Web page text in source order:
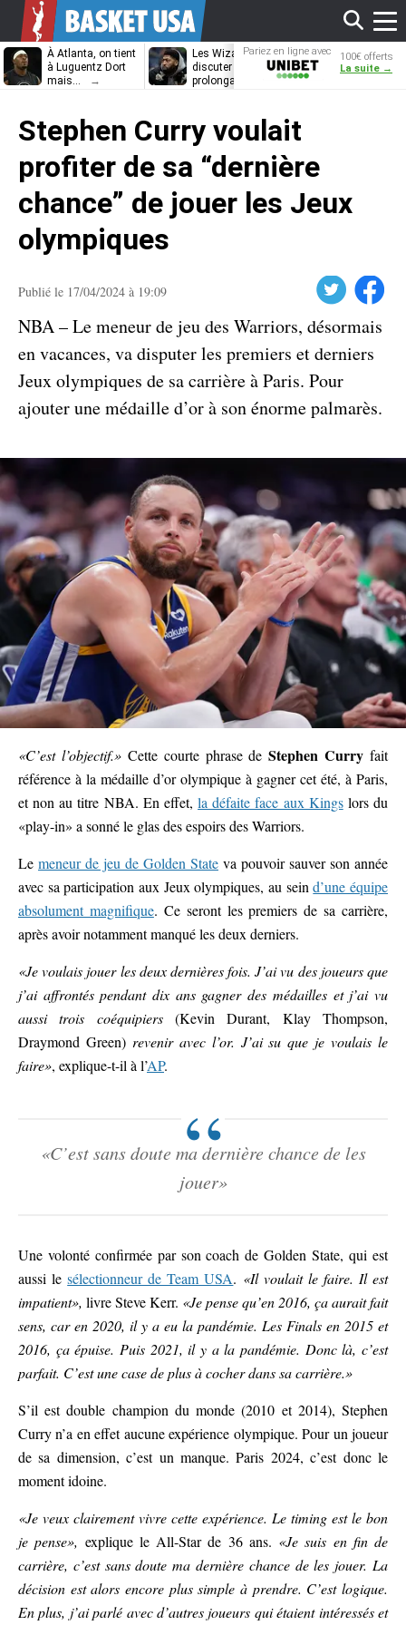
À Atlanta, on tient
à Luguentz Dort
mais…
Les Wizards vont
discuter
prolongation avec
Dennis
découvrira-t-il
Pariez en ligne avec
Unibet
100€ offerts
La suite →
Stephen Curry voulait
profiter de sa “dernière
chance” de jouer les Jeux
olympiques
Publié le 17/04/2024 à 19:09 Facebook
NBA – Le meneur de jeu des Warriors, désormais
en vacances, va disputer les premiers et derniers
Jeux olympiques de sa carrière à Paris. Pour
ajouter une médaille d’or à son énorme palmarès.
«C’est l’objectif.»Cette courte phrase deStephen Curry fait
référence à la médaille d’or olympique à gagner cet été, à Paris,
et non au titre NBA. En effet,la défaite face aux Kingslors du
«play-in» a sonné le glas des espoirs des Warriors.
Le meneur de jeu de Golden State va pouvoir sauver son année
avec sa participation aux Jeux olympiques, au seind’une équipe
absolument magnifique. Ce seront les premiers de sa carrière,
après avoir notamment manqué les deux derniers.
«Je voulais jouer les deux dernières fois. J’ai vu des joueurs que
j’ai affrontés pendant dix ans gagner des médailles et j’ai vu
aussi trois coéquipiers (Kevin Durant, Klay Thompson,
Draymond Green)revenir avec l’or. J’ai su que je voulais le
faire», explique-t-il à l’AP.
«C’est sans doute ma dernière chance de les
jouer»
Une volonté confirmée par son coach de Golden State, qui est
aussi lesélectionneur de Team USA. «Il voulait le faire. Il est
impatient», livre Steve Kerr. «Je pense qu’en 2016, ça aurait fait
sens, car en 2020, il y a eu la pandémie. Les Finals en 2015 et
2016, ça épuise. Puis 2021, il y a la pandémie. Donc là, c’est
parfait. C’est une case de plus à cocher dans sa carrière.»
S’il est double champion du monde (2010 et 2014), Stephen
Curry n’a en effet aucune expérience olympique. Pour un joueur
de sa dimension, c’est un manque. Paris 2024, c’est donc le
moment idoine.
«Je veux clairement vivre cette expérience. Le timing est le bon
je pense», explique le All-Star de 36 ans. «Je suis en fin de
carrière, c’est sans doute ma dernière chance de les jouer. La
décision est alors encore plus simple à prendre. C’est logique.
En plus, j’ai parlé avec d’autres joueurs qui étaient intéressés et